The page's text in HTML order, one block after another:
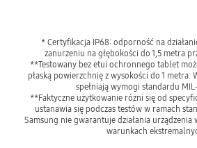
* Certyfikacja IP68: odporność na
zanurzeniu na głębokości do 1,5 metra
**Testowany bez etui ochronnego tablet
płaską powierzchnię z wysokości do 1 metra.
spełniają wymogi standardu MIL-
**Faktyczne użytkowanie różni się od
ustanawia się podczas testów w ramach
Samsung nie gwarantuje działania urządzenia
warunkach